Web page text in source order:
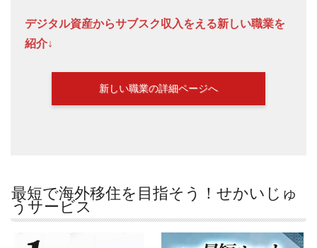
デジタル資産からサブスク収入をえる新しい職業を
紹介↓
新しい職業の詳細ページへ
最短で海外移住を目指そう！せかいじゅ
うサービス